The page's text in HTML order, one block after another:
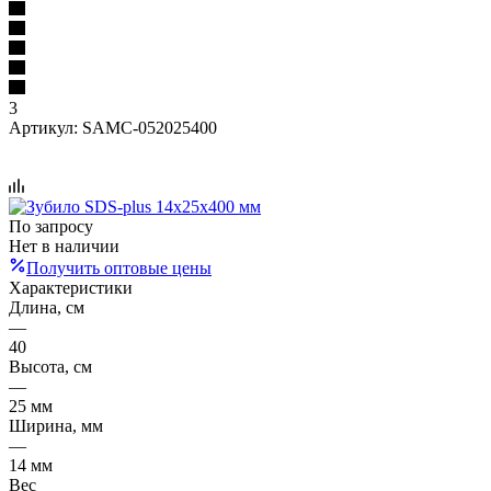
3
Артикул: SAMC-052025400
По запросу
Нет в наличии
Получить оптовые цены
Характеристики
Длина, см
—
40
Высота, см
—
25 мм
Ширина, мм
—
14 мм
Вес